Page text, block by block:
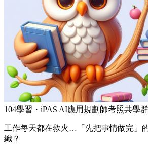
104學習・iPAS AI應用規劃師考照共學群
工作每天都在救火…「先把事情做完」
織？